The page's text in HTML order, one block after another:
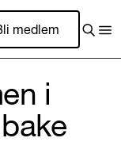
medlem
i